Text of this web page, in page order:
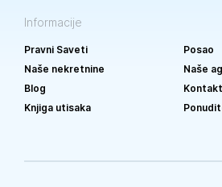
Informacije
Pravni Saveti
Posao
Naše nekretnine
Naše
Blog
Kontakt
Knjiga utisaka